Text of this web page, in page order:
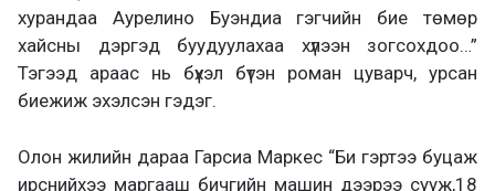
хурандаа Аурелино Буэндиа гэгчийн бие төмөр
хайсны дэргэд буудуулахаа хүлээн зогсохдоо…”
Тэгээд араас нь бүхэл бүтэн роман цуварч, урсан
биежиж эхэлсэн гэдэг.
Олон жилийн дараа Гарсиа Маркес “Би гэртээ буцаж
ирснийхээ маргааш бичгийн машин дээрээ сууж,18